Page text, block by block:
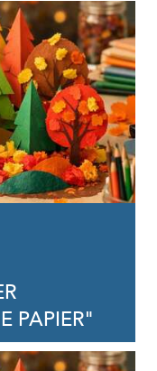
PAPIER"